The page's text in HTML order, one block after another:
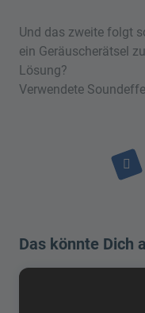
Und das zweite folgt
ein Geräuscherätsel
Lösung?
Verwendete
Das könnte Dich